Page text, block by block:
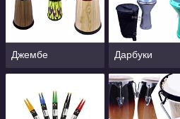
Джембе Дарбуки